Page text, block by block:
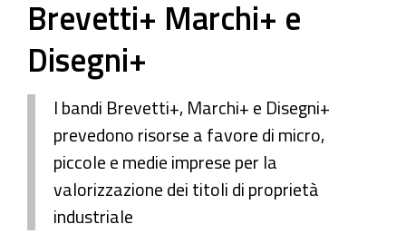
Brevetti+ Marchi+ e
Disegni+
I bandi Brevetti+, Marchi+ e Disegni+
prevedono risorse a favore di micro,
piccole e medie imprese per la
valorizzazione dei titoli di proprietà
industriale